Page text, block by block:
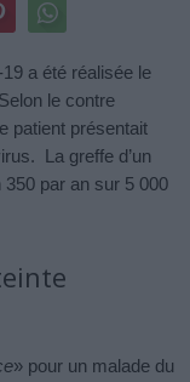
a été réalisée le
le contre
patient présentait
La greffe d’un
par an sur 5 000
» pour un malade du